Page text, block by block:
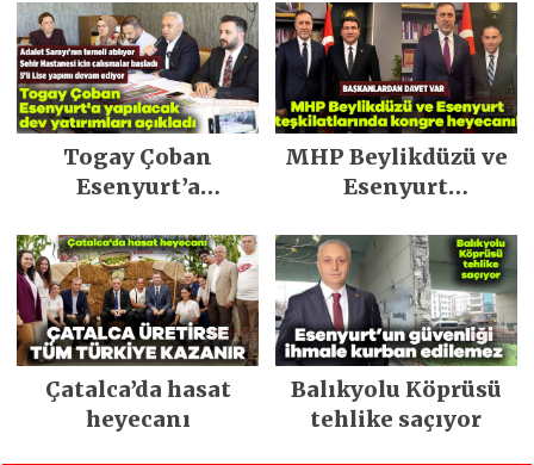
tahliye edildi
Togay Çoban
Esenyurt’a
yatırımları açıkladı
MHP Beylikdüzü ve
Esenyurt
kongre heyecanı!
Çatalca’da hasat
heyecanı
Balıkyolu Köprüsü
tehlike saçıyor